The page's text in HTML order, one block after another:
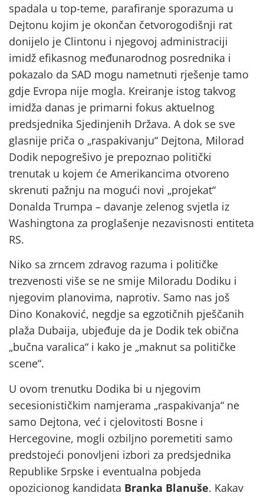
spadala u top-teme, parafiranje sporazuma u
Dejtonu kojim je okončan četvorogodišnji rat
donijelo je Clintonu i njegovoj administraciji
imidž efikasnog međunarodnog posrednika i
pokazalo da SAD mogu nametnuti rješenje tamo
gdje Evropa nije mogla. Kreiranje istog takvog
imidža danas je primarni fokus aktuelnog
predsjednika Sjedinjenih Država. A dok se sve
glasnije priča o „raspakivanju“ Dejtona, Milorad
Dodik nepogrešivo je prepoznao politički
trenutak u kojem će Amerikancima otvoreno
skrenuti pažnju na mogući novi „projekat“
Donalda Trumpa – davanje zelenog svjetla iz
Washingtona za proglašenje nezavisnosti entiteta
RS.
Niko sa zrncem zdravog razuma i političke
trezvenosti više se ne smije Miloradu Dodiku i
njegovim planovima, naprotiv. Samo nas još
Dino Konaković, negdje sa egzotičnih pješčanih
plaža Dubaija, ubjeđuje da je Dodik tek obična
„bučna varalica“ i kako je „maknut sa političke
scene“.
U ovom trenutku Dodika bi u njegovim
secesionističkim namjerama „raspakivanja“ ne
samo Dejtona, već i cjelovitosti Bosne i
Hercegovine, mogli ozbiljno poremetiti samo
predstojeći ponovljeni izbori za predsjednika
Republike Srpske i eventualna pobjeda
opozicionog kandidata Branka Blanuše. Kakav